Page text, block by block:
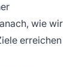
wie wir
erreichen